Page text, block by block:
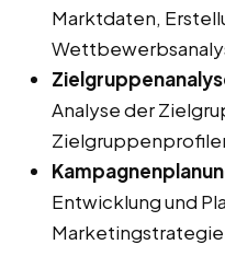
Marktdaten,
Analyse der
Entwicklung und